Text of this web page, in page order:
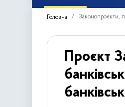
Головна Законопроєкти,
Проєкт